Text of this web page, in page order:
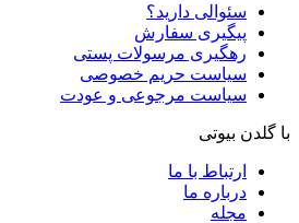
سئوالی دارید؟
پیگیری سفارش
رهگیری مرسولات پستی
سیاست حریم خصوصی
سیاست مرجوعی و عودت
با گلدن بیوتی
ارتباط با ما
درباره ما
مجله